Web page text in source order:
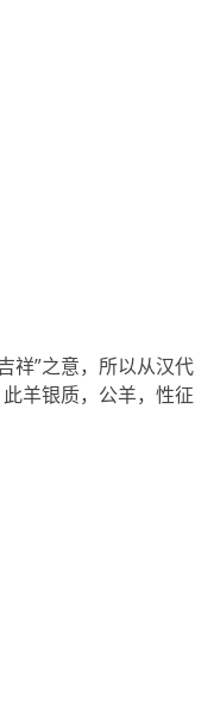
祥”之意，所以从汉代
羊银质，公羊，性征